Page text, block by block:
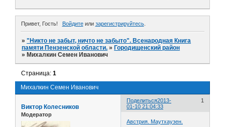
Привет, Гость! Войдитеили зарегистрируйтесь.
»"Никто не забыт, ничто не забыто". Всенародная Книга
памяти Пензенской области. » Городищенский район
» Михалкин Семен Иванович
Михалкин Семен Иванович
Страница:1
Поделиться 1
2013-
01-10 21:04:33
Виктор Колесников
Модератор
Австрия. Маутхаузен.